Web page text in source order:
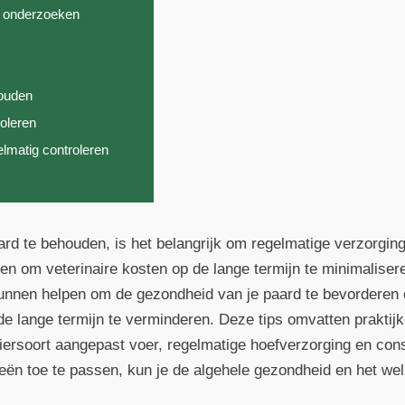
controleren
te behouden, is het belangrijk om regelmatige
om veterinaire kosten op de lange termijn te
helpen om de gezondheid van je paard te
lange termijn te verminderen. Deze tips omvatten
aangepast voer, regelmatige hoefverzorging en
toe te passen, kun je de algehele gezondheid en het